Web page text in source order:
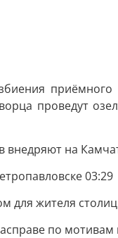
проведут
внедряют на
03:29
для жителя
по